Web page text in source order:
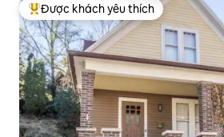
Được khách yêu thích nhất
Được khách yêu thích